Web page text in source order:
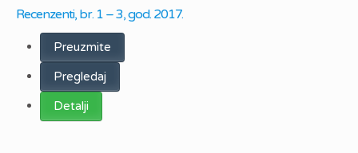
Recenzenti, br. 1 – 3, god. 2017.
Preuzmite
Pregledaj
Detalji